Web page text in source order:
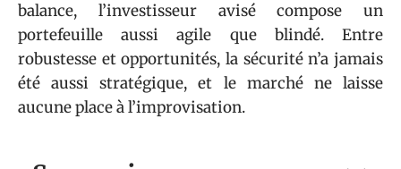
balance, l’investisseur avisé compose un
portefeuille aussi agile que blindé. Entre
robustesse et opportunités, la sécurité n’a jamais
été aussi stratégique, et le marché ne laisse
aucune place à l’improvisation.